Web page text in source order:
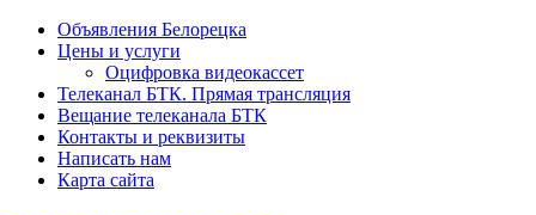
Объявления Белорецка
Цены и услуги
Оцифровка видеокассет
Телеканал БТК. Прямая трансляция
Вещание телеканала БТК
Контакты и реквизиты
Написать нам
Карта сайта